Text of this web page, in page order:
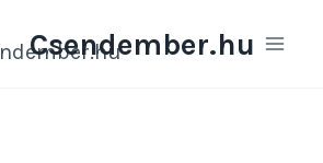
Csendember.hu